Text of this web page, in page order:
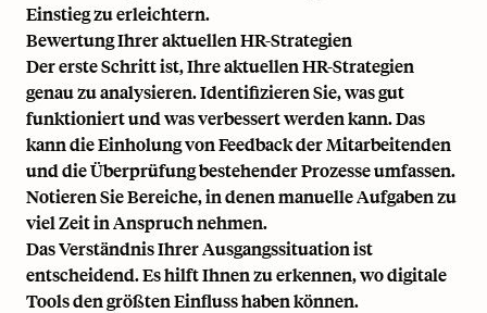
Einstieg zu erleichtern.
Bewertung Ihrer aktuellen HR-Strategien
Der erste Schritt ist, Ihre aktuellen HR-Strategien
genau zu analysieren. Identifizieren Sie, was gut
funktioniert und was verbessert werden kann. Das
kann die Einholung von Feedback der Mitarbeitenden
und die Überprüfung bestehender Prozesse umfassen.
Notieren Sie Bereiche, in denen manuelle Aufgaben zu
viel Zeit in Anspruch nehmen.
Das Verständnis Ihrer Ausgangssituation ist
entscheidend. Es hilft Ihnen zu erkennen, wo digitale
Tools den größten Einfluss haben können.